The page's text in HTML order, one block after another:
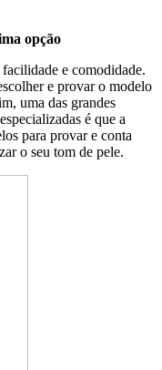
opção
e comodidade.
e provar o modelo
uma das grandes
é que a
para provar e conta
o seu tom de pele.